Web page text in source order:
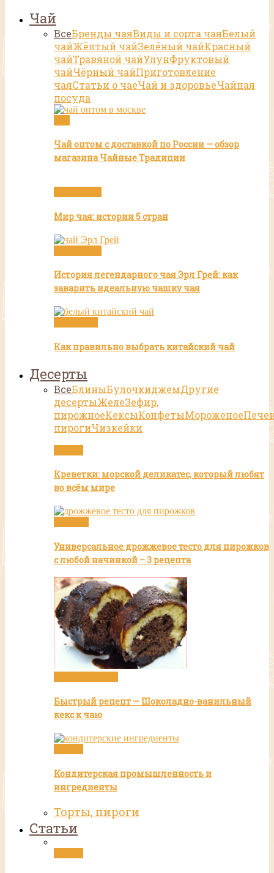
Чай
ВсеБренды чаяВиды и сорта чаяБелый
чайЖёлтый чайЗелёный чайКрасный
чайТравяной чайУлунФруктовый
чайЧёрный чайПриготовление
чаяСтатьи о чаеЧай и здоровьеЧайная
посуда
Чай оптом с доставкой по России — обзор
магазина Чайные Традиции
Мир чая: истории 5 стран
История легендарного чая Эрл Грей: как
заварить идеальную чашку чая
Как правильно выбрать китайский чай
Десерты
ВсеБлиныБулочкиджемДругие
десертыЖелеЗефир,
пирожноеКексыКонфетыМороженое
пирогиЧизкейки
Креветки: морской деликатес, который любят
во всём мире
Универсальное дрожжевое тесто для пирожков
с любой начинкой – 3 рецепта
Быстрый рецепт — Шоколадно-ванильный
кекс к чаю
Кондитерская промышленность и
ингредиенты
Торты, пироги
Статьи